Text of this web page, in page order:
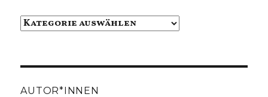
Beiträge
AUTOR*INNEN